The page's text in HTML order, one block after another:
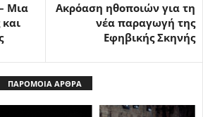
Μια
Ακρόαση ηθοποιών για τη
νέα παραγωγή της
Εφηβικής Σκηνής
ΠΑΡΟΜΟΙΑ ΑΡΘΡΑ